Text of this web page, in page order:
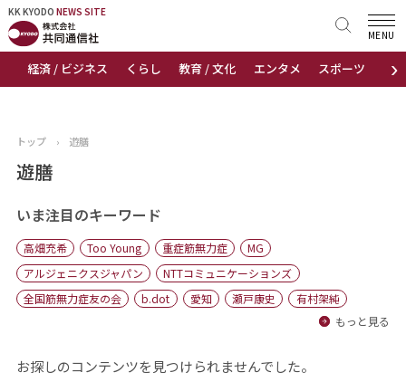
KK KYODO NEWS SITE
›
経済 / ビジネス くらし 教育 / 文化 エンタメ スポーツ 地域
MENU
KK KYODONEWS SITE
トップページ
ニュース
おすすめコンテンツ
出版物
会社概要
トップ › 遊膳
遊膳
いま注目のキーワード
高畑充希 Too Young 重症筋無力症
MG
アルジェニクスジャパン
NTTコミュニケーションズ
全国筋無力症友の会
b.dot 愛知 瀬戸康史
有村架純
もっと見る
お探しのコンテンツを見つけられませんでした。